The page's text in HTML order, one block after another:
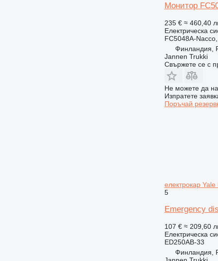
Монитор
235 € ≈ 460,40
Електрическа
FC5048A-
Финландия,
Jannen Trukki
Свържете се с
Не можете да
Изпратете
Поръчай
електрокар
5
Emergency
107 € ≈ 209,60
Електрическа
ED250AB-33
Финландия,